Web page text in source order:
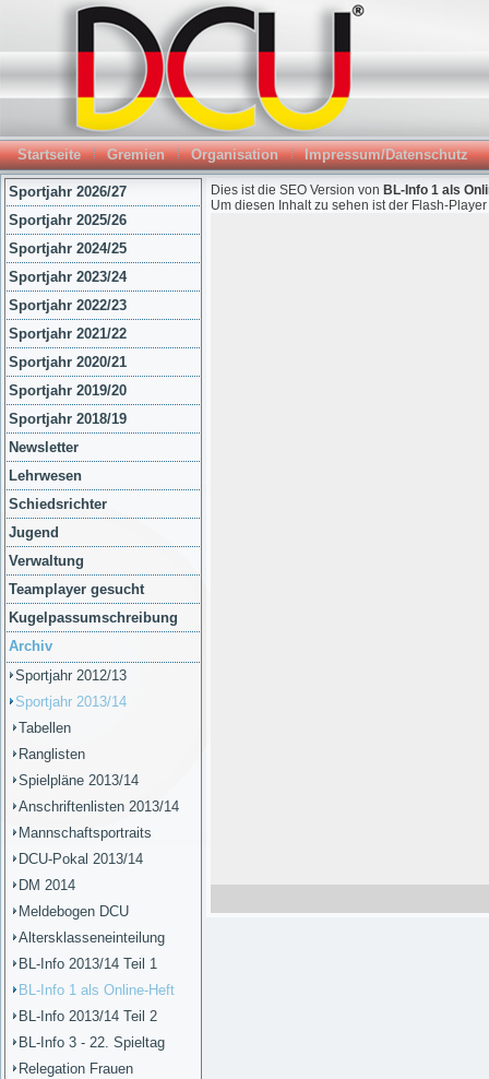
Startseite Gremien Organisation Impressum/Datenschutz
Sportjahr 2026/27
Sportjahr 2025/26
Sportjahr 2024/25
Sportjahr 2023/24
Sportjahr 2022/23
Sportjahr 2021/22
Sportjahr 2020/21
Sportjahr 2019/20
Sportjahr 2018/19
Newsletter
Lehrwesen
Schiedsrichter
Jugend
Verwaltung
Teamplayer gesucht
Kugelpassumschreibung
Archiv
Sportjahr 2012/13
Sportjahr 2013/14
Tabellen
Ranglisten
Spielpläne 2013/14
Anschriftenlisten 2013/14
Mannschaftsportraits
DCU-Pokal 2013/14
DM 2014
Meldebogen DCU
Altersklasseneinteilung
BL-Info 2013/14 Teil 1
BL-Info 1 als Online-Heft
BL-Info 2013/14 Teil 2
BL-Info 3 - 22. Spieltag
Relegation Frauen
Dies ist die SEO Version von BL-Info 1 als
Um diesen Inhalt zu sehen ist der Flash-